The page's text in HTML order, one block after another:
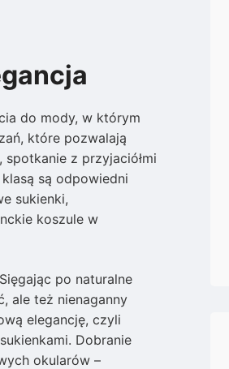
do mody, w którym
które pozwalają
z przyjaciółmi
są odpowiedni
sukienki,
koszule w
po naturalne
ale też nienaganny
elegancję, czyli
Dobranie
okularów –